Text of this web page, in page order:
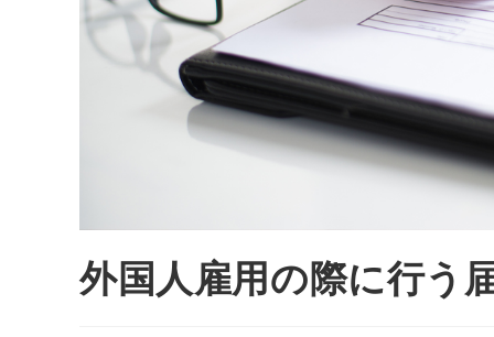
外国人雇用の際に行う